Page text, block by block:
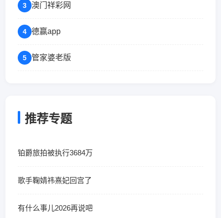
3 澳门祥彩网
4 德赢app
5 管家婆老版
推荐专题
铂爵旅拍被执行3684万
歌手鞠婧祎熹妃回宫了
有什么事儿2026再说吧